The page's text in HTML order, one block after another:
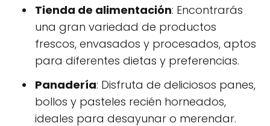
Tienda de alimentación: Encontrarás
una gran variedad de productos
frescos, envasados y procesados, aptos
para diferentes dietas y preferencias.
Panadería: Disfruta de deliciosos panes,
bollos y pasteles recién horneados,
ideales para desayunar o merendar.